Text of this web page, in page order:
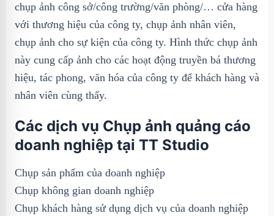
chụp ảnh công sở/công trường/văn phòng/… cửa hàng
với thương hiệu của công ty, chụp ảnh nhân viên,
chụp ảnh cho sự kiện của công ty. Hình thức chụp ảnh
này cung cấp ảnh cho các hoạt động truyền bá thương
hiệu, tác phong, văn hóa của công ty để khách hàng và
nhân viên cùng thấy.
Các dịch vụ Chụp ảnh quảng cáo
doanh nghiệp tại TT Studio
Chụp sản phẩm của doanh nghiệp
Chụp không gian doanh nghiệp
Chụp khách hàng sử dụng dịch vụ của doanh nghiệp